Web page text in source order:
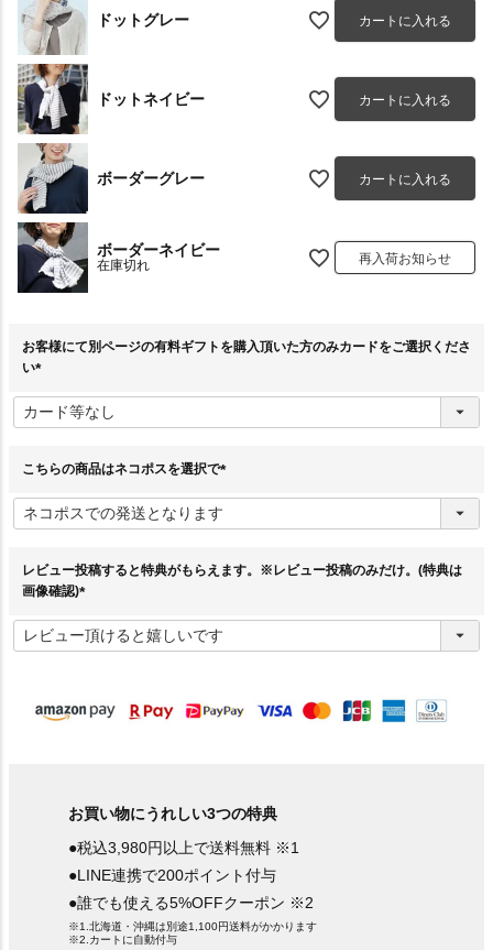
ドットグレー カートに入れる
ドットネイビー カートに入れる
ボーダーグレー カートに入れる
ボーダーネイビー
在庫切れ 再入荷お知らせ
お客様にて別ページの有料ギフトを購入頂いた方のみカードをご選択くださ
い
必
須
こちらの商品はネコポスを選択で
必
須
レビュー投稿すると特典がもらえます。※レビュー投稿のみだけ。(特典は
画像確認)
必
須
お買い物にうれしい3つの特典
●税込3,980円以上で送料無料 ※1
●LINE連携で200ポイント付与
●誰でも使える5%OFFクーポン ※2
※1.北海道・沖縄は別途1,100円送料がかかります
※2.カートに自動付与